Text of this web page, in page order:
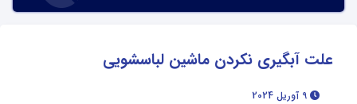
علت آبگیری نکردن ماشین لباسشویی